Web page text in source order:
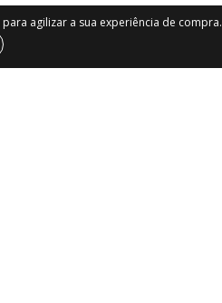
para agilizar a sua experiência de compra.